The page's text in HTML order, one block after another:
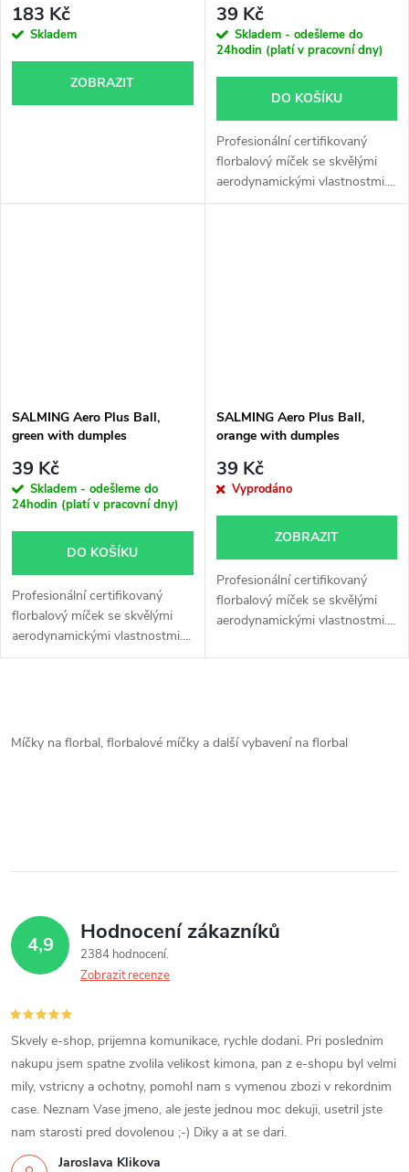
183 Kč
Skladem
ZOBRAZIT
39 Kč
Skladem - odešleme do
24hodin (platí v pracovní dny)
DO KOŠÍKU
Profesionální certifikovaný
florbalový míček se skvělými
aerodynamickými vlastnostmi....
SALMING Aero Plus Ball,
green with dumples
39 Kč
Skladem - odešleme do
24hodin (platí v pracovní dny)
DO KOŠÍKU
Profesionální certifikovaný
florbalový míček se skvělými
aerodynamickými vlastnostmi....
SALMING Aero Plus Ball,
orange with dumples
39 Kč
Vyprodáno
ZOBRAZIT
Profesionální certifikovaný
florbalový míček se skvělými
aerodynamickými vlastnostmi....
v
c
í
p
r
v
k
y
Míčky na florbal, florbalové míčky a další vybavení na florbal
4,9 Hodnocení zákazníků
2384 hodnocení
Zobrazit recenze
Jaroslava Klikova
Skvely e-shop, prijemna komunikace, rychle dodani. Pri poslednim
nakupu jsem spatne zvolila velikost kimona, pan z e-shopu byl velmi
mily, vstricny a ochotny, pomohl nam s vymenou zbozi v rekordnim
case. Neznam Vase jmeno, ale jeste jednou moc dekuji, usetril jste
nam starosti pred dovolenou ;-) Diky a at se dari.